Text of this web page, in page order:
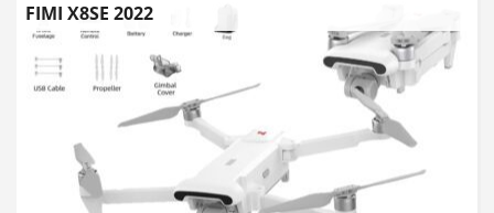
FIMI X8SE 2022